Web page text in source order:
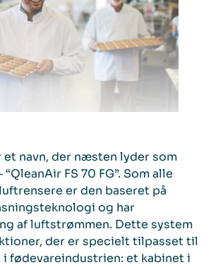
et navn, der næsten lyder som
FS 70 FG”. Som alle
er den baseret på
og har
af luftstrømmen. Dette system
der er specielt tilpasset til
i fødevareindustrien: et kabinet i